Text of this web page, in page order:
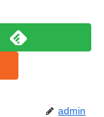
admin